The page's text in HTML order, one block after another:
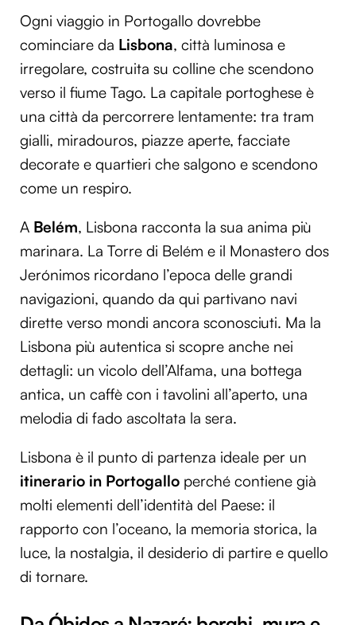
Ogni viaggio in Portogallo dovrebbe
cominciare da Lisbona, città luminosa e
irregolare, costruita su colline che scendono
verso il fiume Tago. La capitale portoghese è
una città da percorrere lentamente: tra tram
gialli, miradouros, piazze aperte, facciate
decorate e quartieri che salgono e scendono
come un respiro.
A Belém, Lisbona racconta la sua anima più
marinara. La Torre di Belém e il Monastero dos
Jerónimos ricordano l’epoca delle grandi
navigazioni, quando da qui partivano navi
dirette verso mondi ancora sconosciuti. Ma la
Lisbona più autentica si scopre anche nei
dettagli: un vicolo dell’Alfama, una bottega
antica, un caffè con i tavolini all’aperto, una
melodia di fado ascoltata la sera.
Lisbona è il punto di partenza ideale per un
itinerario in Portogallo perché contiene già
molti elementi dell’identità del Paese: il
rapporto con l’oceano, la memoria storica, la
luce, la nostalgia, il desiderio di partire e quello
di tornare.